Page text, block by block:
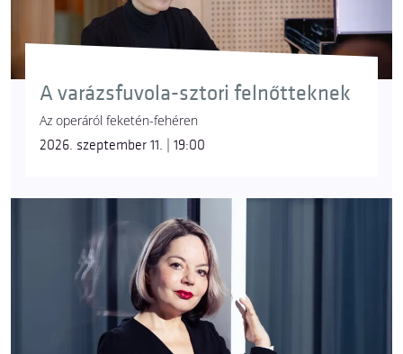
A varázsfuvola-sztori felnőtteknek
Az operáról feketén-fehéren
2026. szeptember 11. | 19:00